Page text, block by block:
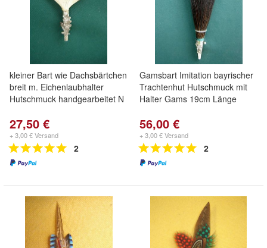
kleiner Bart wie Dachsbärtchen
breit m. Eichenlaubhalter
Hutschmuck handgearbeitet N
27,50 €
+ 3,00 € Versand
2
Gamsbart Imitation bayrischer
Trachtenhut Hutschmuck mit
Halter Gams 19cm Länge
56,00 €
+ 3,00 € Versand
2